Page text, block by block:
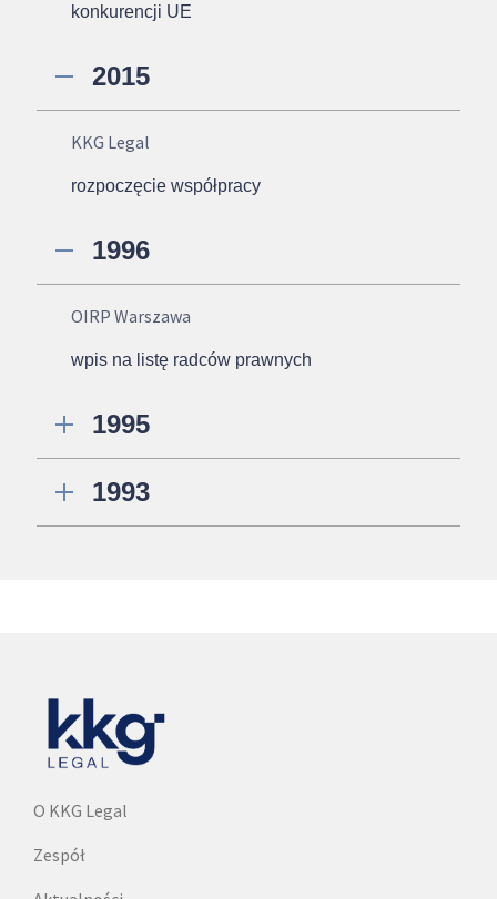
konkurencji UE
2015
KKG Legal
rozpoczęcie współpracy
1996
OIRP Warszawa
wpis na listę radców prawnych
1995
1993
O KKG Legal
Zespół